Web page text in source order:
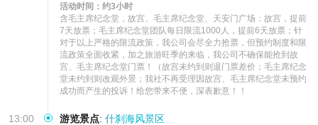
活动时间：约3小时
含毛主席纪念堂，故宫、毛主席纪念堂、天安门广场：故宫，提前
7天放票；毛主席纪念堂团队每日限流1000人，提前6天放票；针
对于以上严格的限流政策，我公司会尽全力抢票，但预约制度和限
流政策全面收紧，加之旅游旺季的来临，我公司不确保能抢到故
宫、毛主席纪念堂门票！（故宫未约到则退门票差价；毛主席纪念
堂未约到则改观外景；我社不再受理因故宫、毛主席纪念堂未预约
成功而产生的投诉！给您带来不便，深表歉意！！
13:00 游览景点: 什刹海风景区